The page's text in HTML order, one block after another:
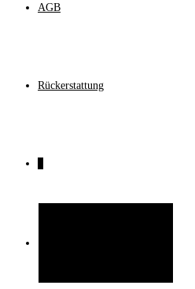
AGB
Rückerstattung